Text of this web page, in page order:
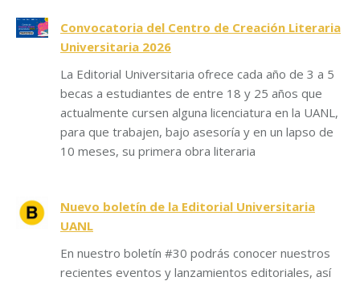
Convocatoria del Centro de Creación Literaria
Universitaria 2026
La Editorial Universitaria ofrece cada año de 3 a 5
becas a estudiantes de entre 18 y 25 años que
actualmente cursen alguna licenciatura en la UANL,
para que trabajen, bajo asesoría y en un lapso de
10 meses, su primera obra literaria
Nuevo boletín de la Editorial Universitaria
UANL
En nuestro boletín #30 podrás conocer nuestros
recientes eventos y lanzamientos editoriales, así